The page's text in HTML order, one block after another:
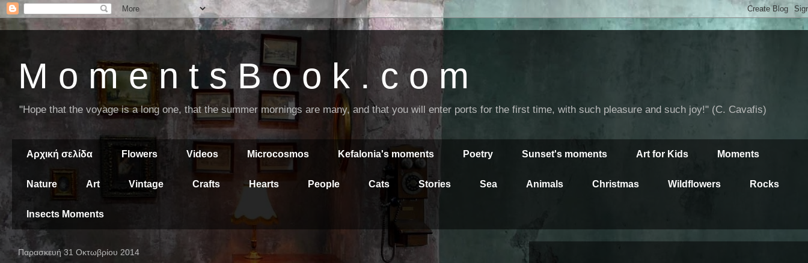
M o m e n t s B o o k . c o m
"Hope that the voyage is a long one, that the summer mornings are many, and that you will enter ports for the first time, with such pleasure and such joy!" (C. Cavafis)
Αρχική σελίδα Flowers Videos Microcosmos Kefalonia's moments Poetry Sunset's moments Art for Kids Moments
Nature Art Vintage Crafts Hearts People Cats Stories Sea Animals Christmas Wildflowers Rocks
Insects Moments
Παρασκευή 31 Οκτωβρίου 2014